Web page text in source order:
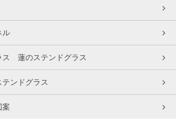
ル
蓮のステンドグラス
ンドグラス
案